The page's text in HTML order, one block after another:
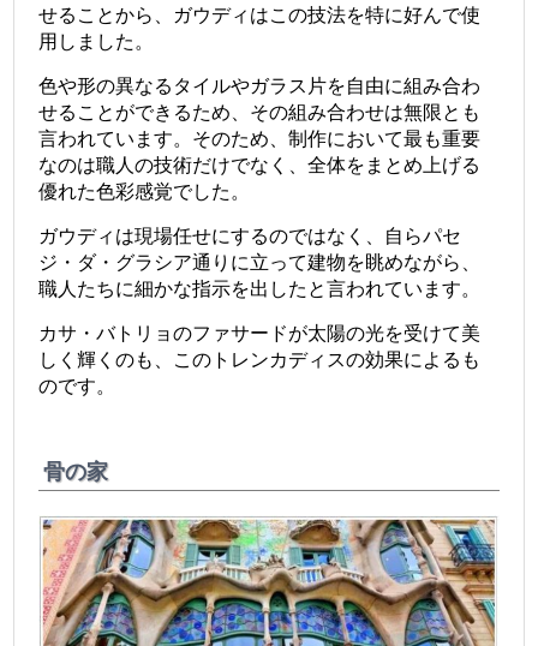
せることから、ガウディはこの技法を特に好んで使
用しました。
色や形の異なるタイルやガラス片を自由に組み合わ
せることができるため、その組み合わせは無限とも
言われています。そのため、制作において最も重要
なのは職人の技術だけでなく、全体をまとめ上げる
優れた色彩感覚でした。
ガウディは現場任せにするのではなく、自らパセ
ジ・ダ・グラシア通りに立って建物を眺めながら、
職人たちに細かな指示を出したと言われています。
カサ・バトリョのファサードが太陽の光を受けて美
しく輝くのも、このトレンカディスの効果によるも
のです。
骨の家